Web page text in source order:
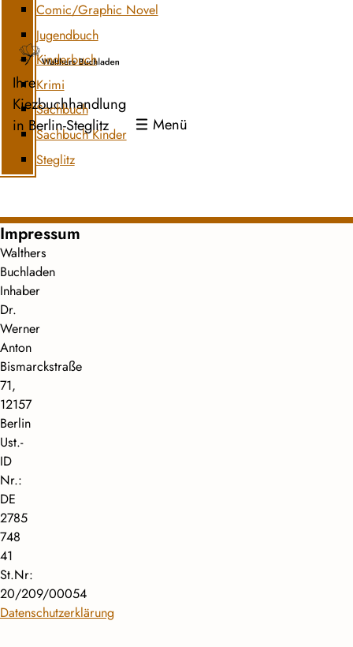
Ihre
Kiezbuchhandlung
in Berlin-Steglitz
Menü
Comic/Graphic Novel
Jugendbuch
Kinderbuch
Krimi
Sachbuch
Sachbuch Kinder
Steglitz
Impressum
Walthers
Buchladen
Inhaber
Dr.
Werner
Anton
Bismarckstraße
71,
12157
Berlin
Ust.-
ID
Nr.:
DE
2785
748
41
St.Nr:
20/209/00054
Datenschutzerklärung